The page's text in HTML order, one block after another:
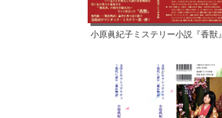
小原眞紀子ミステリー小説『香獣』